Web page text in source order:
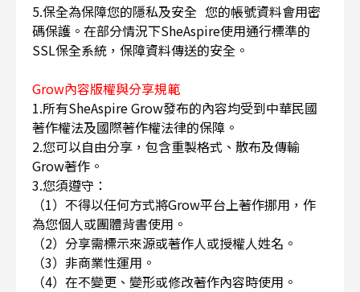
5.保全為保障您的隱私及安全 您的帳號資料會用密
碼保護。在部分情況下SheAspire使用通行標準的
SSL保全系統，保障資料傳送的安全。
Grow內容版權與分享規範
1.所有SheAspire Grow發布的內容均受到中華民國
著作權法及國際著作權法律的保障。
2.您可以自由分享，包含重製格式、散布及傳輸
Grow著作。
3.您須遵守：
（1）不得以任何方式將Grow平台上著作挪用，作
為您個人或團體背書使用。
（2）分享需標示來源或著作人或授權人姓名。
（3）非商業性運用。
（4）在不變更、變形或修改著作內容時使用。